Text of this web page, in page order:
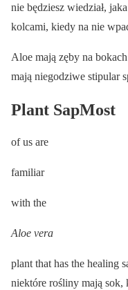
nie będziesz wiedział,
kolcami, kiedy na nie
Aloe mają zęby na
mają niegodziwe stipular
Plant SapMost
of us are
familiar
with the
Aloe vera
plant that has the healing
niektóre rośliny mają